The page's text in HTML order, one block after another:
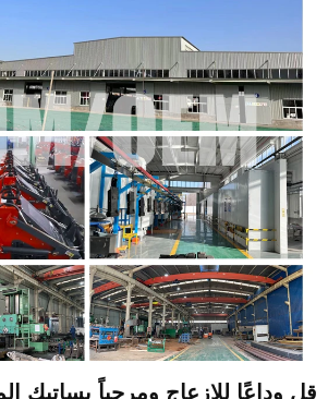
قل وداعًا للإزعاج ومرحباً بساتيك